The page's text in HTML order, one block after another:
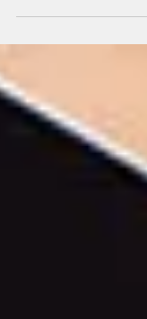
幫助你事業上行出重要
方向目標清晰筆者每